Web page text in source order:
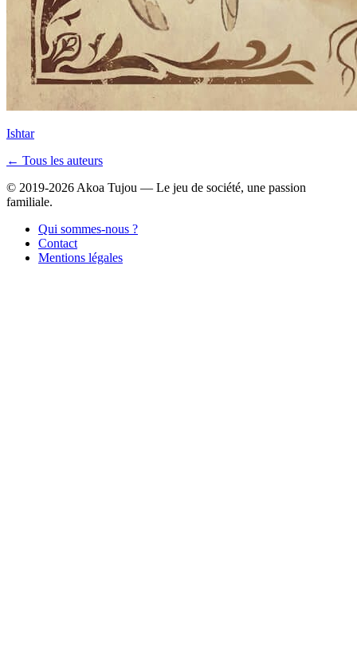
Ishtar
← Tous les auteurs
© 2019-2026 Akoa Tujou — Le jeu de société, une passion
familiale.
Qui sommes-nous ?
Contact
Mentions légales